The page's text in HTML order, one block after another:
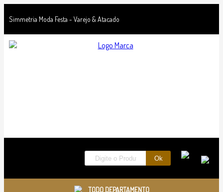
Simmetria Moda Festa - Varejo & Atacado
TODO DEPARTAMENTO